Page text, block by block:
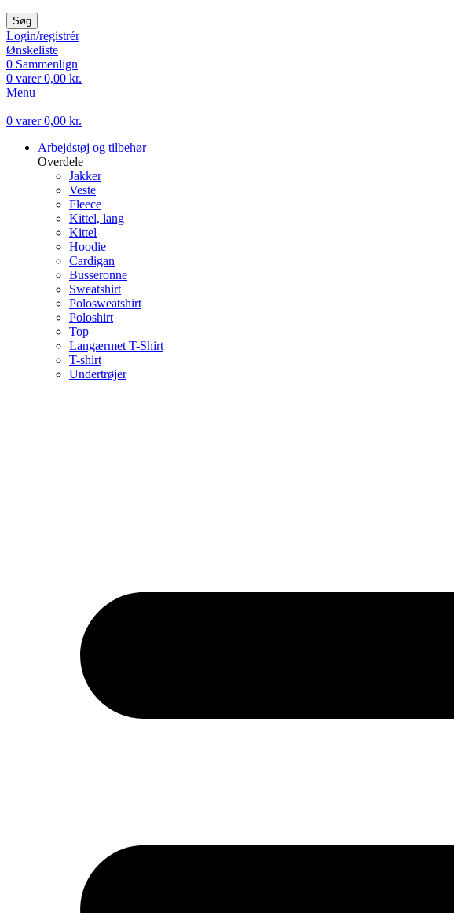
Søg
Login/registrér
Ønskeliste
0 Sammenlign
0 varer 0,00 kr.
Menu
0 varer 0,00 kr.
Arbejdstøj og tilbehør
Overdele
Jakker
Veste
Fleece
Kittel, lang
Kittel
Hoodie
Cardigan
Busseronne
Sweatshirt
Polosweatshirt
Poloshirt
Top
Langærmet T-Shirt
T-shirt
Undertrøjer